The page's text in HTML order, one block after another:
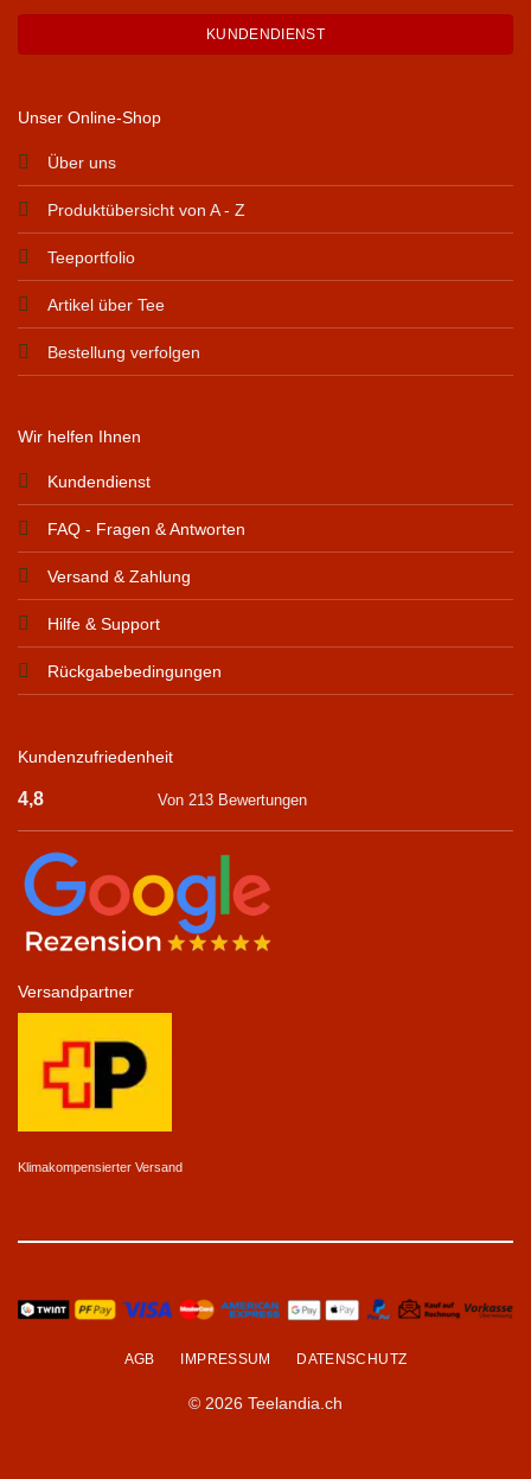
KUNDENDIENST
Unser Online-Shop
Über uns
Produktübersicht von A - Z
Teeportfolio
Artikel über Tee
Bestellung verfolgen
Wir helfen Ihnen
Kundendienst
FAQ - Fragen & Antworten
Versand & Zahlung
Hilfe & Support
Rückgabebedingungen
Kundenzufriedenheit
4,8 Von 213 Bewertungen
Versandpartner
Klimakompensierter Versand
AGB IMPRESSUM DATENSCHUTZ
© 2026 Teelandia.ch